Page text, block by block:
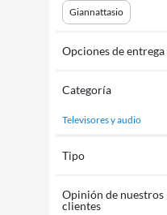
Giannattasio
Opciones de entrega
Categoría
televisores y audio
Tipo
Opinión de nuestros
clientes